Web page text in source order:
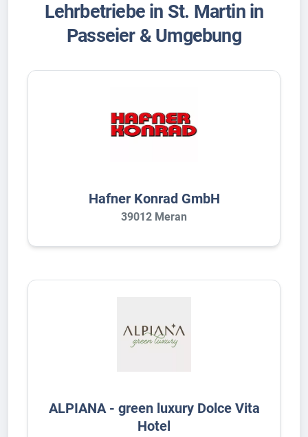
Lehrbetriebe in St. Martin in
Passeier & Umgebung
Hafner Konrad GmbH
39012 Meran
ALPIANA - green luxury Dolce Vita
Hotel